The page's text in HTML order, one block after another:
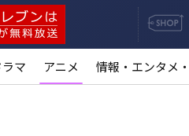
番組が無料放送
ラマ アニメ 情報・エンタメ